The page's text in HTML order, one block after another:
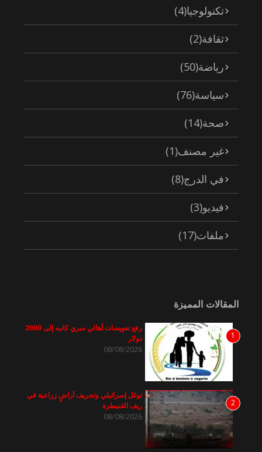
تكنولوجيا(4)
ثقافة(2)
رياضة(50)
سياسة(76)
صحة(14)
غير مصنف(1)
في الدرج(8)
فيديو(3)
ملفات(17)
المقالات المميزة
1
رفع تعويضات أهالي سري كانيه إلى 2000
دولار
08/08/2026
2
توغل إسرائيلي وتجريف أراضٍ زراعية في
ريف القنيطرة
08/08/2026